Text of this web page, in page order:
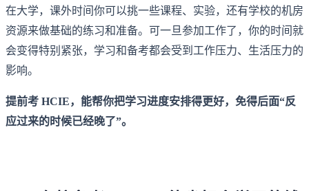
在大学，课外时间你可以挑一些课程、实验，还有学校的机房
资源来做基础的练习和准备。可一旦参加工作了，你的时间就
会变得特别紧张，学习和备考都会受到工作压力、生活压力的
影响。
提前考 HCIE，能帮你把学习进度安排得更好，免得后面“反
应过来的时候已经晚了”。